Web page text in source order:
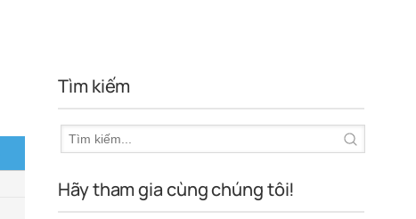
Tìm kiếm
Hãy tham gia cùng chúng tôi!